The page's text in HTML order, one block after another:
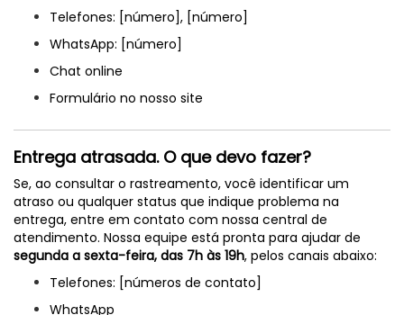
Telefones: [número], [número]
WhatsApp: [número]
Chat online
Formulário no nosso site
Entrega atrasada. O que devo fazer?
Se, ao consultar o rastreamento, você identificar um
atraso ou qualquer status que indique problema na
entrega, entre em contato com nossa central de
atendimento. Nossa equipe está pronta para ajudar de
segunda a sexta-feira, das 7h às 19h, pelos canais abaixo:
Telefones: [números de contato]
WhatsApp